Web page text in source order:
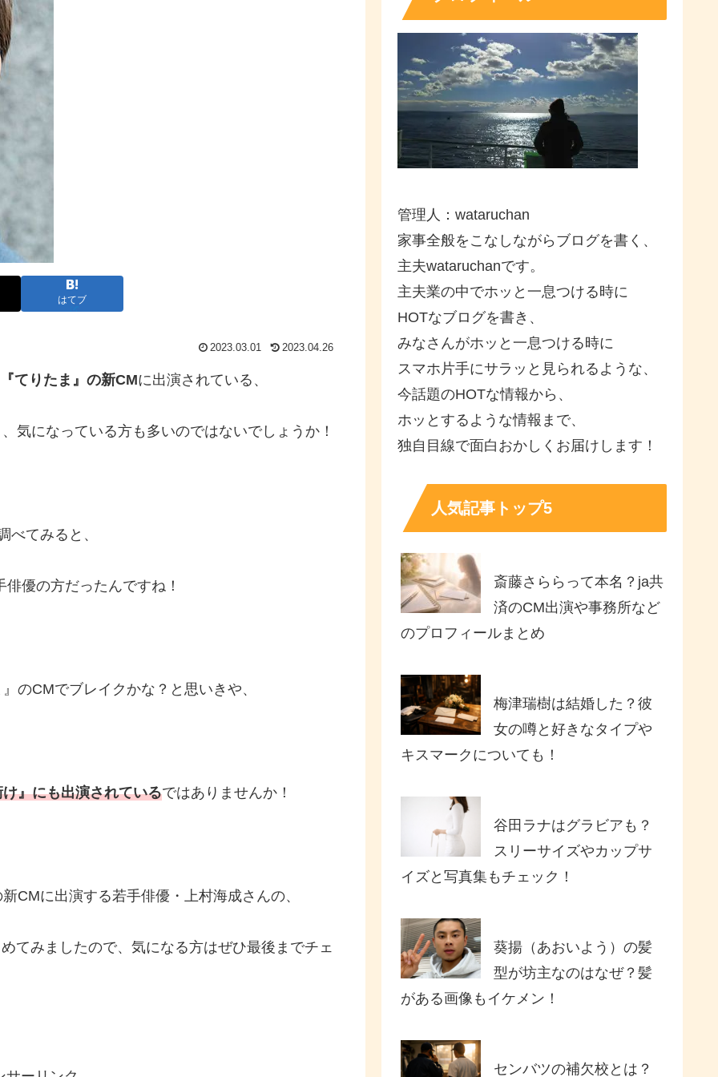
はてブ
2023.03.01 2023.04.26
てりたま』の新CMに出演されている、
気になっている方も多いのではないでしょうか！
べてみると、
優の方だったんですね！
のCMでブレイクかな？と思いきや、
』にも出演されているではありませんか！
CMに出演する若手俳優・上村海成さんの、
てみましたので、気になる方はぜひ最後までチェ
管理人：wataruchan
家事全般をこなしながらブログを書く、
主夫wataruchanです。
主夫業の中でホッと一息つける時に
HOTなブログを書き、
みなさんがホッと一息つける時に
スマホ片手にサラッと見られるような、
今話題のHOTな情報から、
ホッとするような情報まで、
独自目線で面白おかしくお届けします！
人気記事トップ5
斎藤さららって本名？ja共
済のCM出演や事務所など
のプロフィールまとめ
梅津瑞樹は結婚した？彼
女の噂と好きなタイプや
キスマークについても！
谷田ラナはグラビアも？
スリーサイズやカップサ
イズと写真集もチェック！
葵揚（あおいよう）の髪
型が坊主なのはなぜ？髪
がある画像もイケメン！
センバツの補欠校とは？